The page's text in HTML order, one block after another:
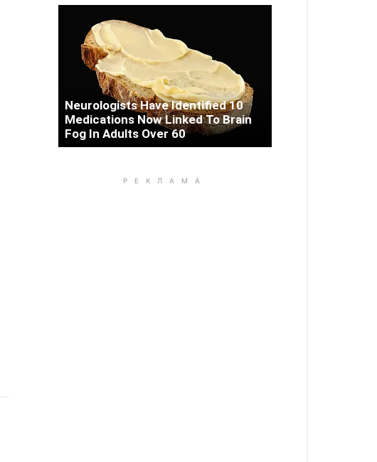
Neurologists Have Identified 10
Medications Now Linked To Brain
Fog In Adults Over 60